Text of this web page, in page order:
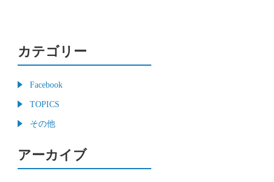
カテゴリー
Facebook
TOPICS
その他
アーカイブ